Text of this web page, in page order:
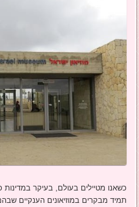
כשאנו מטיילים בעולם, בעיקר במדינות
תמיד מבקרים במוזיאונים הענקיים